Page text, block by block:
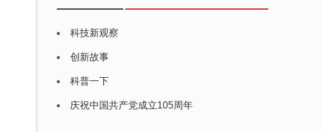
科技新观察
创新故事
科普一下
庆祝中国共产党成立105周年